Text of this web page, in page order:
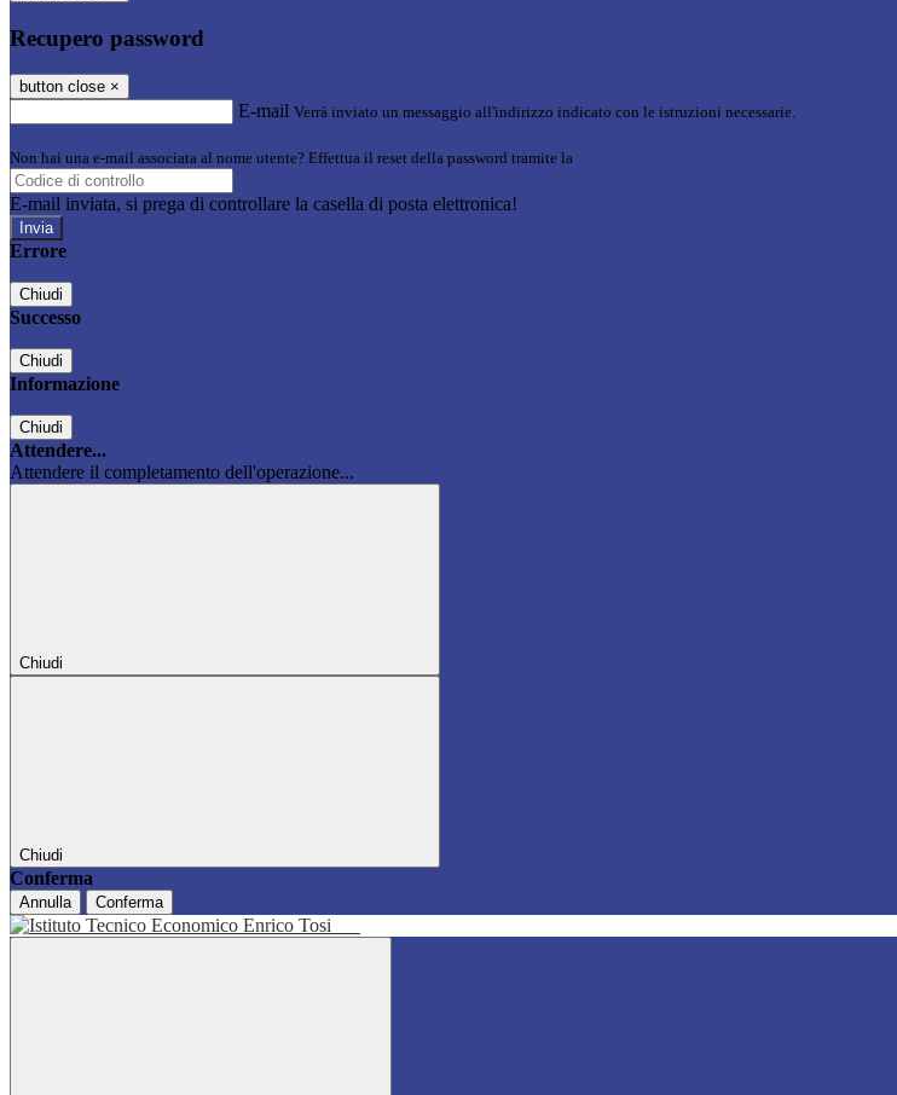
Recupero password
button close ×
E-mail Verrà inviato un messaggio all'indirizzo indicato con le istruzioni necessarie.
Non hai una e-mail associata al nome utente? Effettua il reset della password tramite la
E-mail inviata, si prega di controllare la casella di posta elettronica!
Errore
Chiudi
Successo
Chiudi
Informazione
Chiudi
Attendere...
Attendere il completamento dell'operazione...
Chiudi
Chiudi
Conferma
Annulla Conferma